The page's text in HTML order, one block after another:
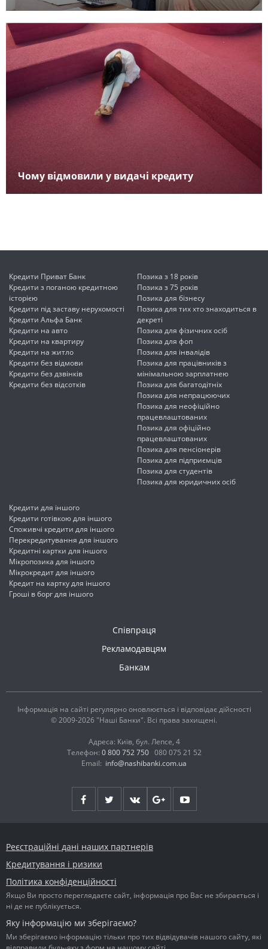
Чому відмовили у видачі кредиту
Кредити Приват Банк
Кредити з поганою кредитною
історією
Кредити під заставу нерухомості
Кредити Альфа Банк
Кредити на авто
Кредити на квартиру
Кредити на житло
Кредити без відмови
Кредити без дзвінків
Кредити без відсотків
Позика з 18 років
Позика з 75 років
Позика для бізнесу
Позика для тих хто знаходиться в
декреті
Позика для фізичних осіб
Позика для фоп
Позика для інвалідів
Позика для працівників з
мінімальною зарплатнею
Позика для багатодітніх
Позика для непрацюючих
Позика для неофіційно
працевлаштованих
Позика для офіційно
працевлаштованих
Позика для пенсіонерів
Позика для підприємців
Позика для студентів
Позика для юридичних осіб
Кредити для іншого
Кредити готівкою для іншого
Споживчі кредити для іншого
Перекредитування для іншого
Кредитні картки для іншого
Мікропозика для іншого
Мікрокредит для іншого
Кредит на картку для іншого
Гроші в борг для іншого
Співпраця
Рекламодавцям
Банкам
Інформація на сайті регулярно оновлюється і відповідає дійсності
© 2009-2026 "Наші Банки". Всі права захищені.
Адреса: Київ, бул. Лепсе, 4
Телефон: 0 800 752 750 080 075 21 52
Email: info@nashibanki.com.ua
Реєстраційні дані наших партнерів
Кредитування і ризики
Політика конфіденційності
Якщо Ви просто переглядаєте сайт, інформація про Вас не збирається і
ні де не публікується.
Яку інформацію ми зберігаємо?
Ми зберігаємо інформацію тільки про тих відвідувачів нашого сайту, які